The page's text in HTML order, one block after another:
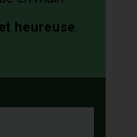
heureuse